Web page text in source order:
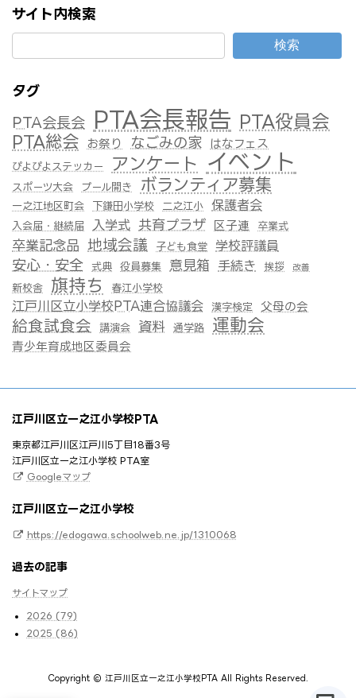
サイト内検索
検索
タグ
PTA会長会
PTA会長報告 PTA役員会
PTA総会 お祭り なごみの家 はなフェス
ぴよぴよステッカー アンケート イベント
スポーツ大会 プール開き ボランティア募集
一之江地区町会 下鎌田小学校 二之江小 保護者会
入会届・継続届 入学式 共育プラザ 区子連 卒業式
卒業記念品 地域会議 子ども食堂 学校評議員
安心・安全 式典 役員募集 意見箱 手続き 挨拶 改善
新校舎 旗持ち 春江小学校
江戸川区立小学校PTA連合協議会 漢字検定 父母の会
給食試食会 講演会 資料 通学路 運動会
青少年育成地区委員会
江戸川区立一之江小学校PTA
東京都江戸川区江戸川5丁目18番3号
江戸川区立一之江小学校 PTA室
Googleマップ
江戸川区立一之江小学校
https://edogawa.schoolweb.ne.jp/1310068
過去の記事
サイトマップ
2026 (79)
2025 (86)
Copyright © 江戸川区立一之江小学校PTA All Rights Reserved.